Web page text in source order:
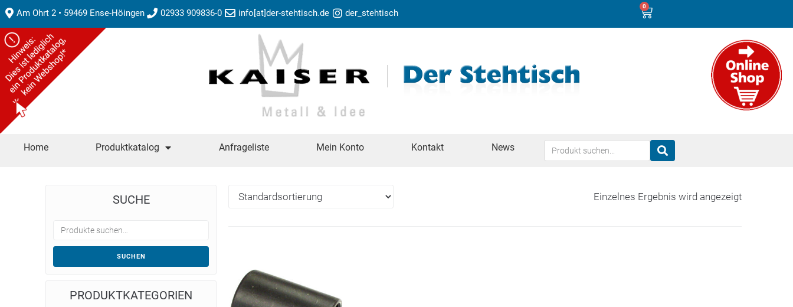
Am Ohrt 2 • 59469 Ense-Höingen 02933 909836-0 info[at]der-stehtisch.de der_stehtisch
0
Home Produktkatalog Anfrageliste Mein Konto Kontakt News
Einzelnes Ergebnis wird angezeigt
SUCHE
SUCHEN
PRODUKTKATEGORIEN